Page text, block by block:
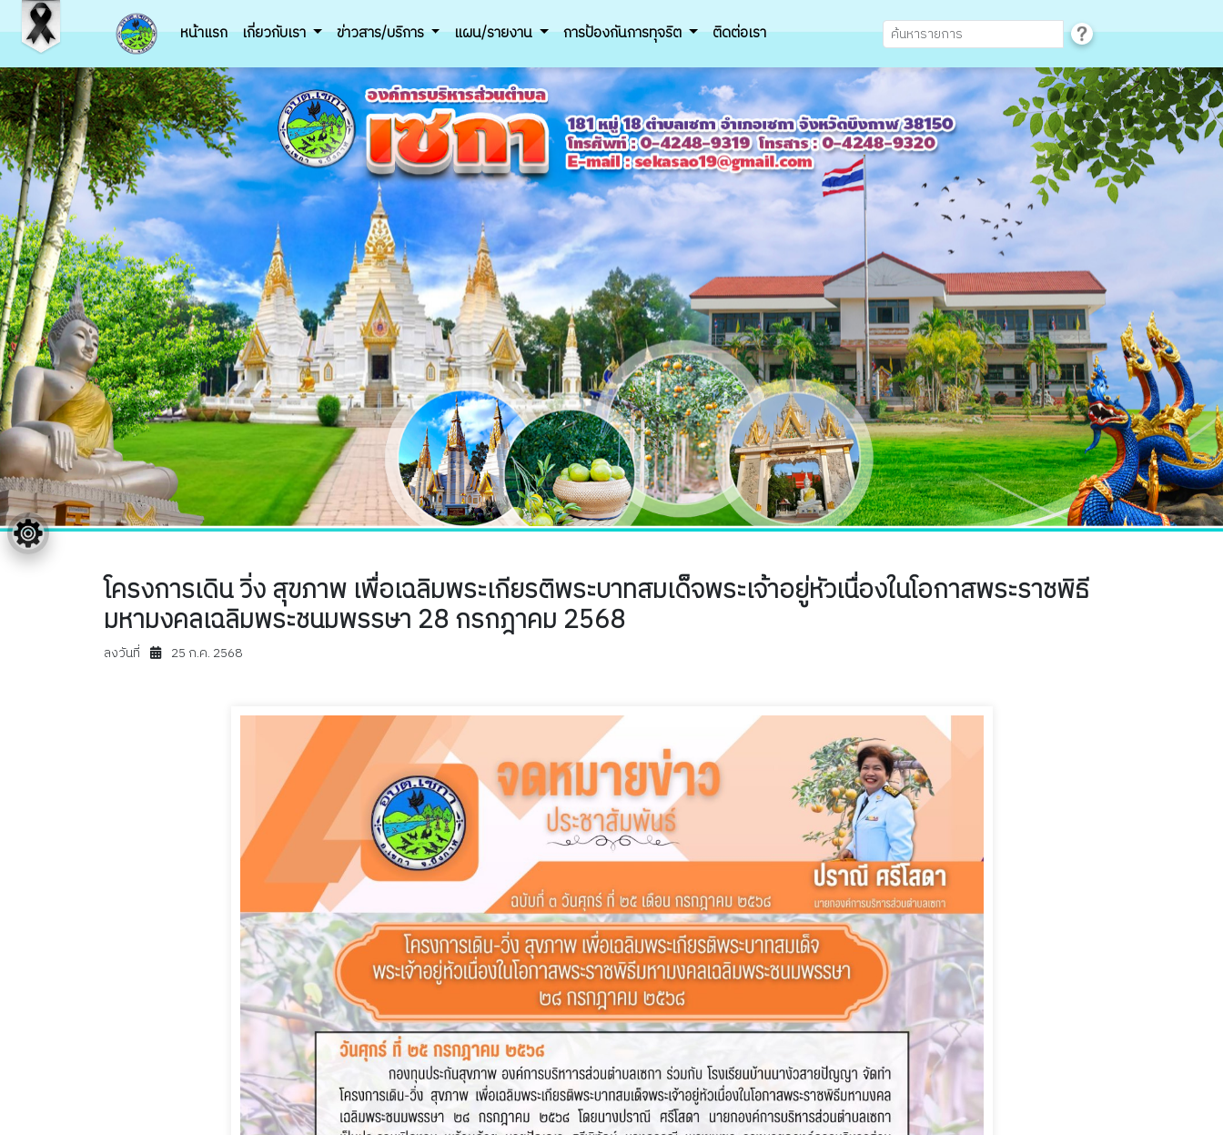
หน้าแรก เกี่ยวกับเรา ข่าวสาร/บริการ แผน/รายงาน การป้องกันการทุจริต ติดต่อเรา
โครงการเดิน วิ่ง สุขภาพ เพื่อเฉลิมพระเกียรติพระบาทสมเด็จพระเจ้าอยู่หัวเนื่องในโอกาสพระราชพิธี
มหามงคลเฉลิมพระชนมพรรษา 28 กรกฎาคม 2568
ลงวันที่ 25 ก.ค. 2568